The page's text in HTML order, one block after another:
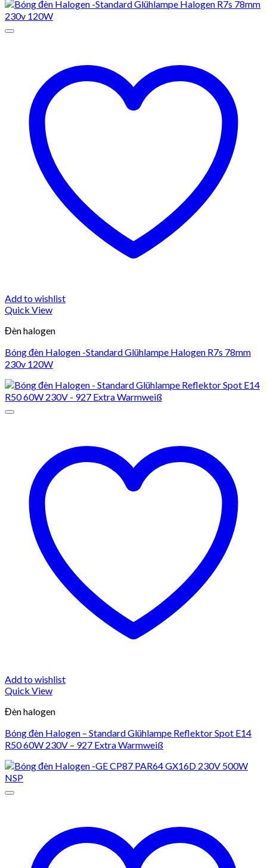
Add to wishlist
Quick View
Đèn halogen
Bóng đèn Halogen -Standard Glühlampe Halogen R7s 78mm
230v 120W
Add to wishlist
Quick View
Đèn halogen
Bóng đèn Halogen – Standard Glühlampe Reflektor Spot E14
R50 60W 230V – 927 Extra Warmweiß